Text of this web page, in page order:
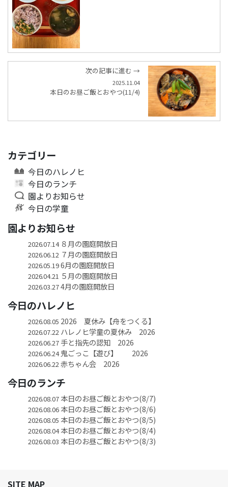
次の記事に進む →
2025.11.04
本日のお昼ご飯とおやつ(11/4)
カテゴリー
今日のハレノヒ
今日のランチ
園よりお知らせ
今日の学童
園よりお知らせ
2026.07.14８月の園庭開放日
2026.06.12７月の園庭開放日
2026.05.196月の園庭開放日
2026.04.21 ５月の園庭開放日
2026.03.274月の園庭開放日
今日のハレノヒ
2026.08.05 2026 夏休み【舟をつくる】
2026.07.22ハレノヒ学童の夏休み 2026
2026.06.27手と指先の認知 2026
2026.06.24鬼ごっこ【遊び】 2026
2026.06.22赤ちゃん会 2026
今日のランチ
2026.08.07本日のお昼ご飯とおやつ(8/7)
2026.08.06本日のお昼ご飯とおやつ(8/6)
2026.08.05 本日のお昼ご飯とおやつ(8/5)
2026.08.04本日のお昼ご飯とおやつ(8/4)
2026.08.03 本日のお昼ご飯とおやつ(8/3)
SITE MAP